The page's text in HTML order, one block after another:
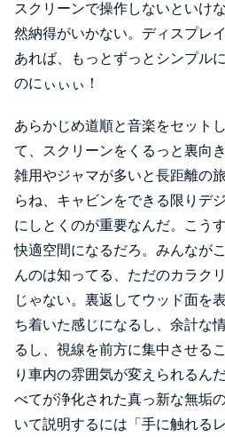
スクリーンで操作しないといけ
然納得がいかない。ディスプレ
あれば、もっとずっとシンプル
のにぃぃぃ！
あらかじめ道順と音楽をセット
て、スクリーンをくるっと裏向
雑用やジャマが多いと長距離の
らね、キャビンをできる限りデ
にしとくのが重要なんだ。こう
快適空間になるだろ。みんなが
んのは知ってる、ただのカラク
じゃない。裏返してウッド面を
ち着いた感じになるし、余計な
るし、視線を前方に集中させる
り車内の雰囲気が変えられるん
べてが浄化された真っ新な無垢
いて説明するには「手に触れる